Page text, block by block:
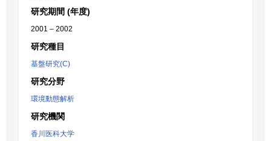
研究期間 (年度)
2001 – 2002
研究種目
基盤研究(C)
研究分野
環境動態解析
研究機関
香川医科大学